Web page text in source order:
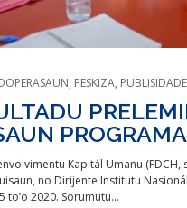
, PESKIZA, PUBLISIDADE
Kapitál Umanu
no Dirijente Institutu
to’o 2020. Sorumutu…